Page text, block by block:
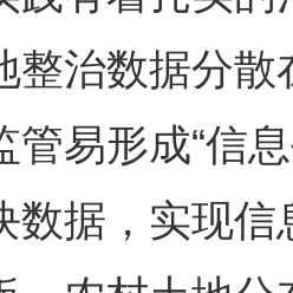
整治数据分
管易形成“信
数据，实现
谢